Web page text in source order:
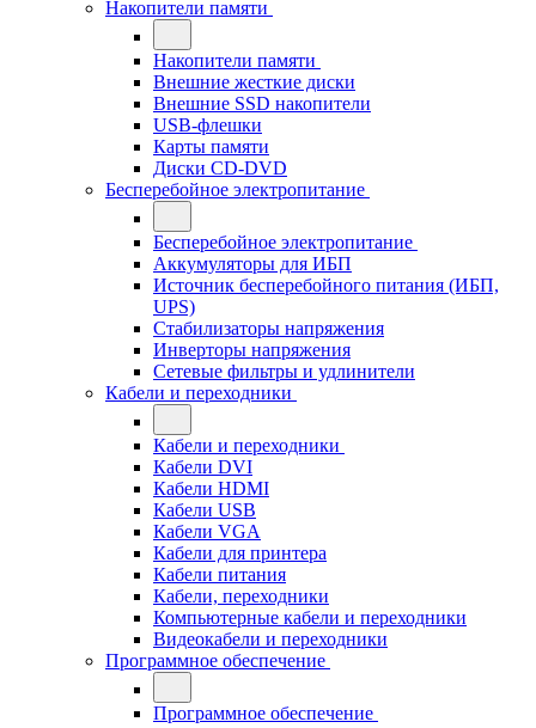
Накопители памяти
Накопители памяти
Внешние жесткие диски
Внешние SSD накопители
USB-флешки
Карты памяти
Диски CD-DVD
Бесперебойное электропитание
Бесперебойное электропитание
Аккумуляторы для ИБП
Источник бесперебойного питания (ИБП,
UPS)
Стабилизаторы напряжения
Инверторы напряжения
Сетевые фильтры и удлинители
Кабели и переходники
Кабели и переходники
Кабели DVI
Кабели HDMI
Кабели USB
Кабели VGA
Кабели для принтера
Кабели питания
Кабели, переходники
Компьютерные кабели и переходники
Видеокабели и переходники
Программное обеспечение
Программное обеспечение